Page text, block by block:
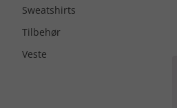
Sweatshirts
Tilbehør
Veste